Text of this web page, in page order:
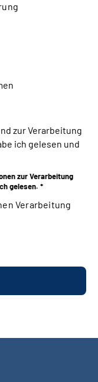
zur Verarbeitung
ich gelesen und
zur Verarbeitung
von personenbezogenen Informationen habe ich gelesen. *
Verarbeitung